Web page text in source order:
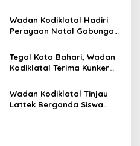
Courtesy Call Kadisdikal
Wadan Kodiklatal Hadiri
Perayaan Natal Gabungan
Tegal Kota Bahari, Wadan
Kodiklatal Terima Kunker
Wadan Kodiklatal Tinjau
Lattek Berganda Siswa